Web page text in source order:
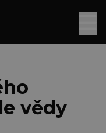
vědy